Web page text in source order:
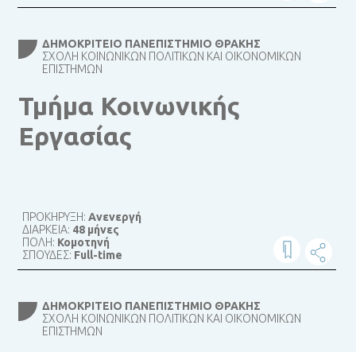
ΔΗΜΟΚΡΊΤΕΙΟ ΠΑΝΕΠΙΣΤΉΜΙΟ ΘΡΆΚΗΣ
ΣΧΟΛΉ ΚΟΙΝΩΝΙΚΏΝ ΠΟΛΙΤΙΚΏΝ ΚΑΙ ΟΙΚΟΝΟΜΙΚΏΝ
ΕΠΙΣΤΗΜΏΝ
Τμήμα Κοινωνικής
Εργασίας
ΠΡΟΚΗΡΥΞΗ:Ανενεργή
ΔΙΑΡΚΕΙΑ: 48 μήνες
ΠΟΛΗ: Κομοτηνή
ΣΠΟΥΔΕΣ: Full-time
ΔΗΜΟΚΡΊΤΕΙΟ ΠΑΝΕΠΙΣΤΉΜΙΟ ΘΡΆΚΗΣ
ΣΧΟΛΉ ΚΟΙΝΩΝΙΚΏΝ ΠΟΛΙΤΙΚΏΝ ΚΑΙ ΟΙΚΟΝΟΜΙΚΏΝ
ΕΠΙΣΤΗΜΏΝ